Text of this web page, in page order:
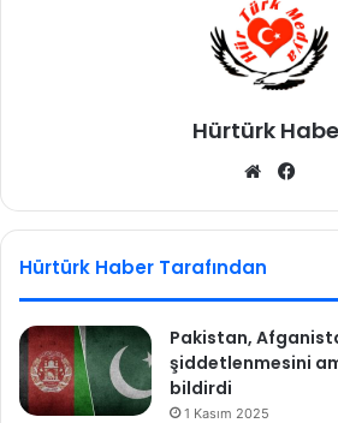
ğ
a
m
a
y
a
b
Hürtürk
We
sit bo
Hürtürk Haber Tarafından
Pakistan,
şiddetlenmesini
bildirdi
1 Kasım 2025